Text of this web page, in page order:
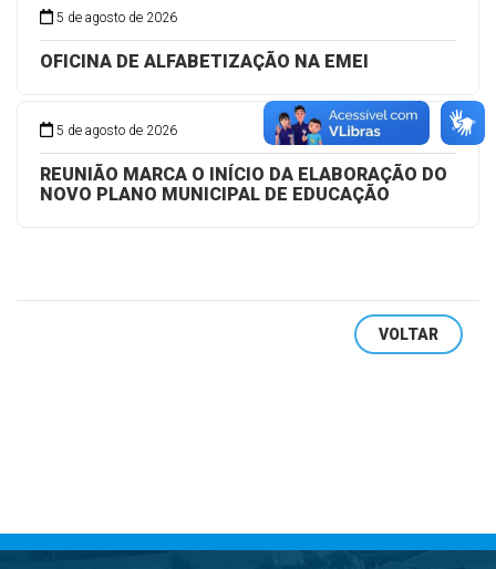
OFICINA DE ALFABETIZAÇÃO NA EMEI
REUNIÃO MARCA O INÍCIO DA ELABORAÇÃO DO
NOVO PLANO MUNICIPAL DE EDUCAÇÃO